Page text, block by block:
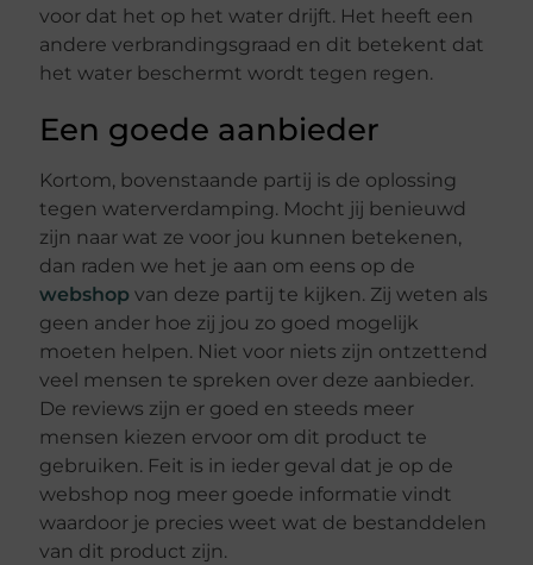
voor dat het op het water drijft. Het heeft een
andere verbrandingsgraad en dit betekent dat
het water beschermt wordt tegen regen.
Een goede aanbieder
Kortom, bovenstaande partij is de oplossing
tegen waterverdamping. Mocht jij benieuwd
zijn naar wat ze voor jou kunnen betekenen,
dan raden we het je aan om eens op de
webshop van deze partij te kijken. Zij weten als
geen ander hoe zij jou zo goed mogelijk
moeten helpen. Niet voor niets zijn ontzettend
veel mensen te spreken over deze aanbieder.
De reviews zijn er goed en steeds meer
mensen kiezen ervoor om dit product te
gebruiken. Feit is in ieder geval dat je op de
webshop nog meer goede informatie vindt
waardoor je precies weet wat de bestanddelen
van dit product zijn.